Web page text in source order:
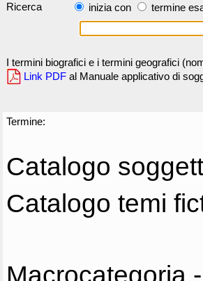
Ricerca inizia con termine
I termini biografici e i termini geografici
Link PDF al Manuale applicativo di
Termine:
Catalogo
Catalogo temi
Macrocategoria -